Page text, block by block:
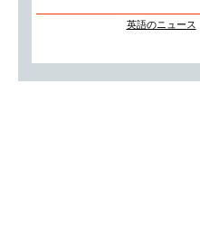
英語のニュース